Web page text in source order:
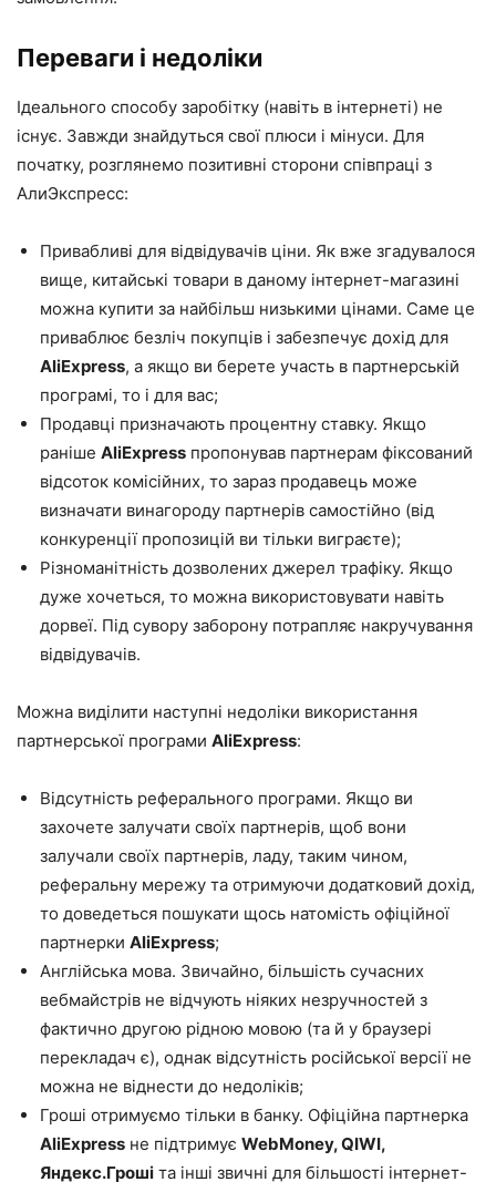
Переваги і недоліки
Ідеального способу заробітку (навіть в інтернеті) не
існує. Завжди знайдуться свої плюси і мінуси. Для
початку, розглянемо позитивні сторони співпраці з
АлиЭкспресс:
Привабливі для відвідувачів ціни. Як вже згадувалося
вище, китайські товари в даному інтернет-магазині
можна купити за найбільш низькими цінами. Саме це
приваблює безліч покупців і забезпечує дохід для
AliExpress, а якщо ви берете участь в партнерській
програмі, то і для вас;
Продавці призначають процентну ставку. Якщо
раніше AliExpress пропонував партнерам фіксований
відсоток комісійних, то зараз продавець може
визначати винагороду партнерів самостійно (від
конкуренції пропозицій ви тільки виграєте);
Різноманітність дозволених джерел трафіку. Якщо
дуже хочеться, то можна використовувати навіть
дорвеї. Під сувору заборону потрапляє накручування
відвідувачів.
Можна виділити наступні недоліки використання
партнерської програми AliExpress:
Відсутність реферального програми. Якщо ви
захочете залучати своїх партнерів, щоб вони
залучали своїх партнерів, ладу, таким чином,
реферальну мережу та отримуючи додатковий дохід,
то доведеться пошукати щось натомість офіційної
партнерки AliExpress;
Англійська мова. Звичайно, більшість сучасних
вебмайстрів не відчують ніяких незручностей з
фактично другою рідною мовою (та й у браузері
перекладач є), однак відсутність російської версії не
можна не віднести до недоліків;
Гроші отримуємо тільки в банку. Офіційна партнерка
AliExpress не підтримує WebMoney, QIWI,
Яндекс.Гроші та інші звичні для більшості інтернет-